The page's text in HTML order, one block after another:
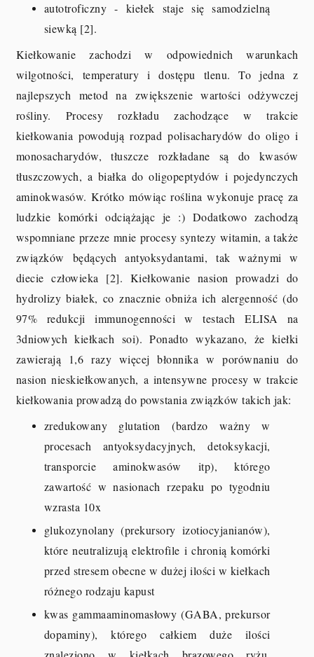
autotroficzny - kiełek staje się samodzielną
siewką [2].
Kiełkowanie zachodzi w odpowiednich warunkach
wilgotności, temperatury i dostępu tlenu. To jedna z
najlepszych metod na zwiększenie wartości odżywczej
rośliny. Procesy rozkładu zachodzące w trakcie
kiełkowania powodują rozpad polisacharydów do oligo i
monosacharydów, tłuszcze rozkładane są do kwasów
tłuszczowych, a białka do oligopeptydów i pojedynczych
aminokwasów. Krótko mówiąc roślina wykonuje pracę za
ludzkie komórki odciążając je :) Dodatkowo zachodzą
wspomniane przeze mnie procesy syntezy witamin, a także
związków będących antyoksydantami, tak ważnymi w
diecie człowieka [2]. Kiełkowanie nasion prowadzi do
hydrolizy białek, co znacznie obniża ich alergenność (do
97% redukcji immunogenności w testach ELISA na
3dniowych kiełkach soi). Ponadto wykazano, że kiełki
zawierają 1,6 razy więcej błonnika w porównaniu do
nasion nieskiełkowanych, a intensywne procesy w trakcie
kiełkowania prowadzą do powstania związków takich jak:
zredukowany glutation (bardzo ważny w
procesach antyoksydacyjnych, detoksykacji,
transporcie aminokwasów itp), którego
zawartość w nasionach rzepaku po tygodniu
wzrasta 10x
glukozynolany (prekursory izotiocyjanianów),
które neutralizują elektrofile i chronią komórki
przed stresem obecne w dużej ilości w kiełkach
różnego rodzaju kapust
kwas gammaaminomasłowy (GABA, prekursor
dopaminy), którego całkiem duże ilości